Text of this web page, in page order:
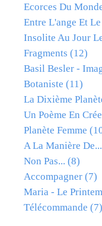
Ecorces Du
Entre L'ange Et
Insolite Au Jour
Fragments (12)
Basil Besler -
Botaniste (11)
La Dixième
Un Poème En
Planète Femme
A La Manière De...
Non Pas... (8)
Accompagner (7)
Maria - Le
Télécommande (7)